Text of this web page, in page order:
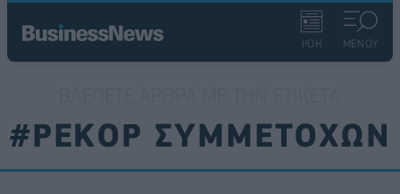
ΡΟΗ ΜΕΝΟΥ
#ΡΕΚΟΡ ΣΥΜΜΕΤΟΧΩΝ